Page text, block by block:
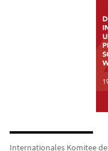
Internationales Komitee